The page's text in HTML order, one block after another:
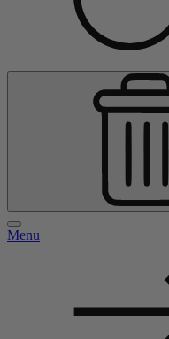
Menu